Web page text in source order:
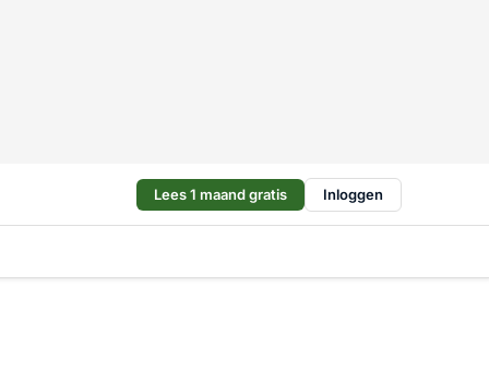
Lees 1 maand gratis Inloggen